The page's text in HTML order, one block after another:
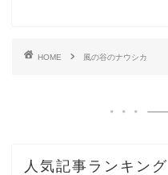
HOME 風の谷のナウシカ
人気記事ランキング